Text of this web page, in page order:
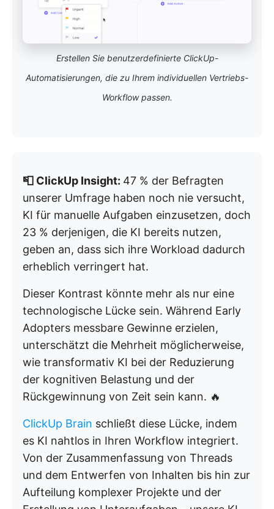
Erstellen Sie benutzerdefinierte ClickUp-
Automatisierungen, die zu Ihrem individuellen Vertriebs-
Workflow passen.
📮 ClickUp Insight: 47 % der Befragten
unserer Umfrage haben noch nie versucht,
KI für manuelle Aufgaben einzusetzen, doch
23 % derjenigen, die KI bereits nutzen,
geben an, dass sich ihre Workload dadurch
erheblich verringert hat.
Dieser Kontrast könnte mehr als nur eine
technologische Lücke sein. Während Early
Adopters messbare Gewinne erzielen,
unterschätzt die Mehrheit möglicherweise,
wie transformativ KI bei der Reduzierung
der kognitiven Belastung und der
Rückgewinnung von Zeit sein kann. 🔥
ClickUp Brain schließt diese Lücke, indem
es KI nahtlos in Ihren Workflow integriert.
Von der Zusammenfassung von Threads
und dem Entwerfen von Inhalten bis hin zur
Aufteilung komplexer Projekte und der